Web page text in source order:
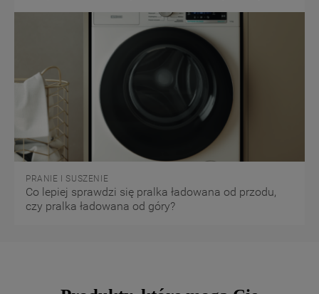
PRANIE I SUSZENIE
Co lepiej sprawdzi się pralka ładowana od przodu,
czy pralka ładowana od góry?